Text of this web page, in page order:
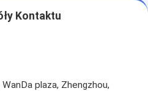
Kontaktu
plaza, Zhengzhou,